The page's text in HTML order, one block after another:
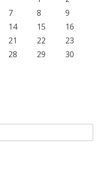
7 8
9
14 15
16
21 22
23
28 29
30